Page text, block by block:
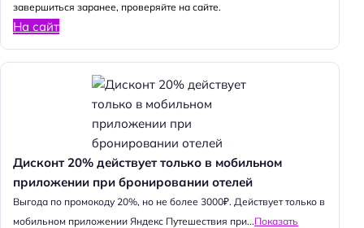
завершиться заранее, проверяйте на сайте.
На сайт
Дисконт 20% действует только в мобильном
приложении при бронировании отелей
Выгода по промокоду 20%, но не более 3000₽. Действует только в
мобильном приложении Яндекс Путешествия при...Показать